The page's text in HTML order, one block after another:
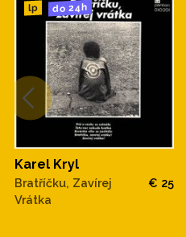
lp do 24h
Karel Kryl
Bratříčku, Zavírej
Vrátka
€ 25